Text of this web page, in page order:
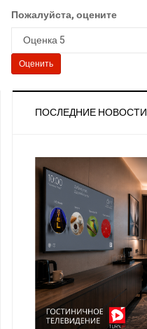
Пожалуйста, оцените
ПОСЛЕДНИЕ НОВОСТИ